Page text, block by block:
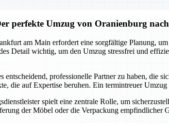
perfekte Umzug von Oranienburg
am Main erfordert eine sorgfältige Planung,
Detail wichtig, um den Umzug stressfrei und
entscheidend, professionelle Partner zu haben, die
die auf Expertise beruhen. Ein termintreuer
spielt eine zentrale Rolle, um
der Möbel oder die Verpackung empfindlicher